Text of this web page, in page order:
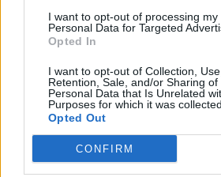
I want to opt-out of processing my
Personal Data for Targeted
Opted In
I want to opt-out of Collection, Use,
Retention, Sale, and/or Sharing of
Personal Data that Is Unrelated
Purposes for which it was collected.
Opted Out
CONFIRM
σεισμός καπανδρίτι